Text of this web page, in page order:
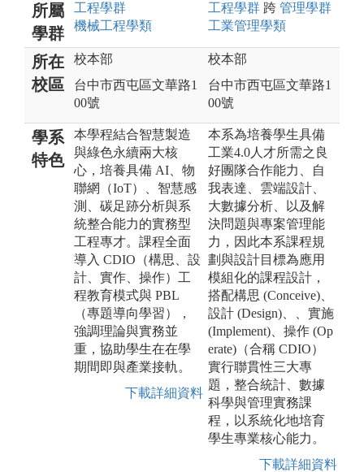
所屬
學群
工程學群
機械工程學類
工程學群 跨 管理學群
工業管理學類
所在
校區
校本部
台中市西屯區文華路1
00號
校本部
台中市西屯區文華路1
00號
學系
特色
本學程結合智慧製造
與綠色永續兩大核
心，培養具備 AI、物
聯網（IoT）、智慧感
測、碳足跡分析與系
統整合能力的實務型
工程專才。課程全面
導入 CDIO（構思、設
計、實作、操作）工
程教育模式與 PBL
（專題導向學習），
強調理論與實務並
重，協助學生在在學
期間即與產業接軌。
下載詳細資料
本系為培養學生具備
工業4.0人才所需之良
好團隊合作能力、自
我表達、雲端設計、
大數據分析、以及解
決問題與專案管理能
力，因此本系課程規
劃與設計目標為應用
模組化的課程設計，
搭配構思 (Conceive)、
設計 (Design)、、實施
(Implement)、操作 (Op
erate)（合稱 CDIO）
實行聯貫性三大專
題，整合統計、數據
科學與管理實務課
程，以系統化地培育
學生專業核心能力。
下載詳細資料